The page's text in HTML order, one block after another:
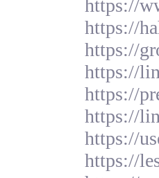
https://
https://
https://
https://
https://
https://
https://
https://